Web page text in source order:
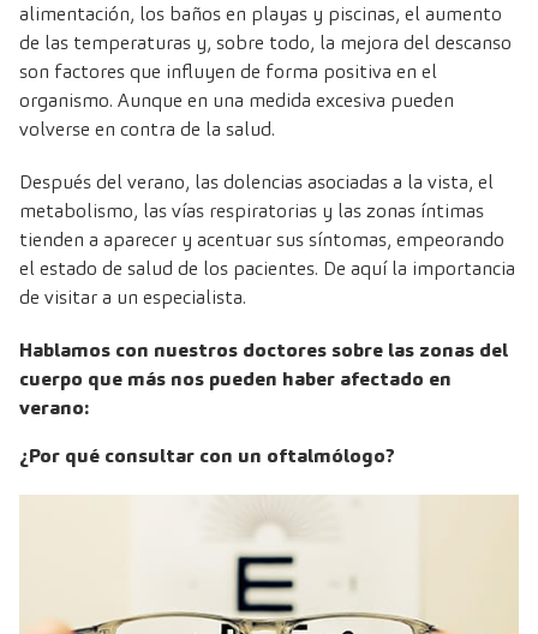
alimentación, los baños en playas y piscinas, el aumento
de las temperaturas y, sobre todo, la mejora del descanso
son factores que influyen de forma positiva en el
organismo. Aunque en una medida excesiva pueden
volverse en contra de la salud.
Después del verano, las dolencias asociadas a la vista, el
metabolismo, las vías respiratorias y las zonas íntimas
tienden a aparecer y acentuar sus síntomas, empeorando
el estado de salud de los pacientes. De aquí la importancia
de visitar a un especialista.
Hablamos con nuestros doctores sobre las zonas del
cuerpo que más nos pueden haber afectado en
verano:
¿Por qué consultar con un oftalmólogo?